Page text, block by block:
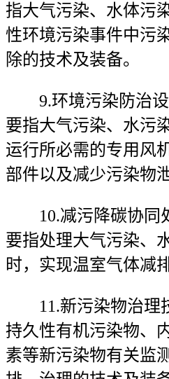
指大气污染、水体污
性环境污染事件中污
除的技术及装备。
9.环境污染防治设
要指大气污染、水污
运行所必需的专用风
部件以及减少污染物
10.减污降碳协同
要指处理大气污染、
时，实现温室气体减
11.新污染物治理
持久性有机污染物、
素等新污染物有关监